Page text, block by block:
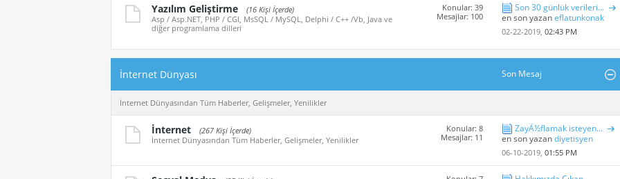
Yazılım Geliştirme
(16 Kişi İçerde)
Asp / Asp.NET, PHP / CGI, MsSQL / MySQL, Delphi / C++ /Vb, Java ve
diğer programlama dilleri
Konular: 39
Mesajlar: 100
Son 30 günlük verileri...
en son yazaneflatunkonak
02-22-2019, 02:43 PM
İnternet Dünyası Son Mesaj
İnternet Dünyasından Tüm Haberler, Gelişmeler, Yenilikler
İnternet
(267 Kişi İçerde)
İnternet Dünyasından Tüm Haberler, Gelişmeler, Yenilikler
Konular: 8
Mesajlar: 11
ZayÃ½flamak isteyen...
en son yazandiyetisyen
06-10-2019, 01:55 PM